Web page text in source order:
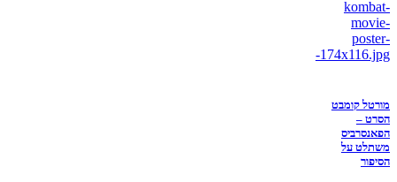
מורטל קומבט
הסרט –
הפאנסרביס
משתלט על
הסיפור